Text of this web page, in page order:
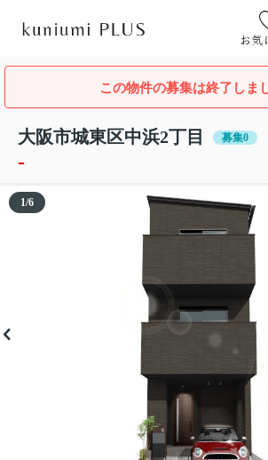
お気
この物件の募集は終了しま
大阪市城東区中浜2丁目 募集0
-
1/6